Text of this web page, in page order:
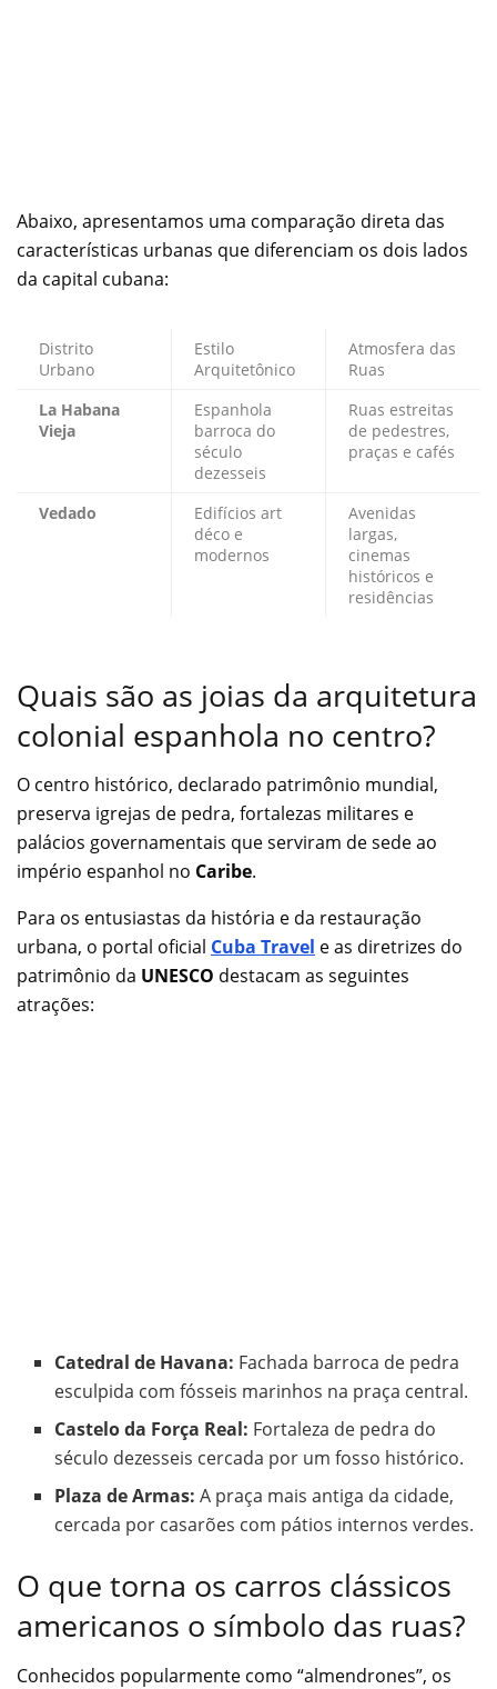
Abaixo, apresentamos uma comparação direta das
características urbanas que diferenciam os dois lados
da capital cubana:
Distrito
Urbano
Estilo
Arquitetônico
Atmosfera das
Ruas
La Habana
Vieja
Espanhola
barroca do
século
dezesseis
Ruas estreitas
de pedestres,
praças e cafés
Vedado
Edifícios art
déco e
modernos
Avenidas
largas,
cinemas
históricos e
residências
Quais são as joias da arquitetura
colonial espanhola no centro?
O centro histórico, declarado patrimônio mundial,
preserva igrejas de pedra, fortalezas militares e
palácios governamentais que serviram de sede ao
império espanhol no Caribe.
Para os entusiastas da história e da restauração
urbana, o portal oficial Cuba Travel e as diretrizes do
patrimônio da UNESCO destacam as seguintes
atrações:
Catedral de Havana: Fachada barroca de pedra
esculpida com fósseis marinhos na praça central.
Castelo da Força Real: Fortaleza de pedra do
século dezesseis cercada por um fosso histórico.
Plaza de Armas: A praça mais antiga da cidade,
cercada por casarões com pátios internos verdes.
O que torna os carros clássicos
americanos o símbolo das ruas?
Conhecidos popularmente como “almendrones”, os